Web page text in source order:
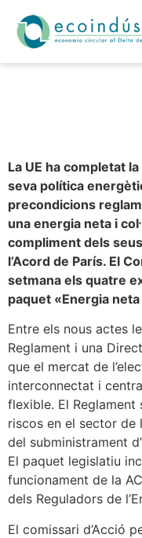
La UE ha completat
seva política
precondicions
una energia neta i
compliment dels
l’Acord de París. El
setmana els quatre
paquet «Energia
Entre els nous actes
Reglament i una
que el mercat de
interconnectat i
flexible. El
riscos en el sector de
del subministrament
El paquet legislatiu
funcionament de la
dels Reguladors de
El comissari d’Acció